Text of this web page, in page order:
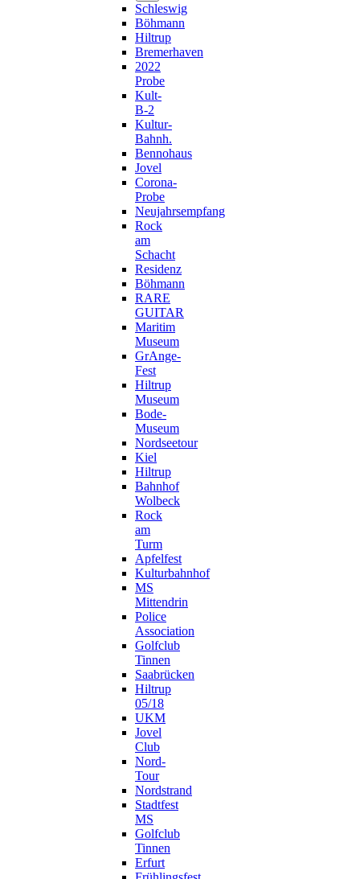
Schleswig
Böhmann
Hiltrup
Bremerhaven
2022
Probe
Kult-
B-2
Kultur-
Bahnh.
Bennohaus
Jovel
Corona-
Probe
Neujahrsempfang
Rock
am
Schacht
Residenz
Böhmann
RARE
GUITAR
Maritim
Museum
GrAnge-
Fest
Hiltrup
Museum
Bode-
Museum
Nordseetour
Kiel
Hiltrup
Bahnhof
Wolbeck
Rock
am
Turm
Apfelfest
Kulturbahnhof
MS
Mittendrin
Police
Association
Golfclub
Tinnen
Saabrücken
Hiltrup
05/18
UKM
Jovel
Club
Nord-
Tour
Nordstrand
Stadtfest
MS
Golfclub
Tinnen
Erfurt